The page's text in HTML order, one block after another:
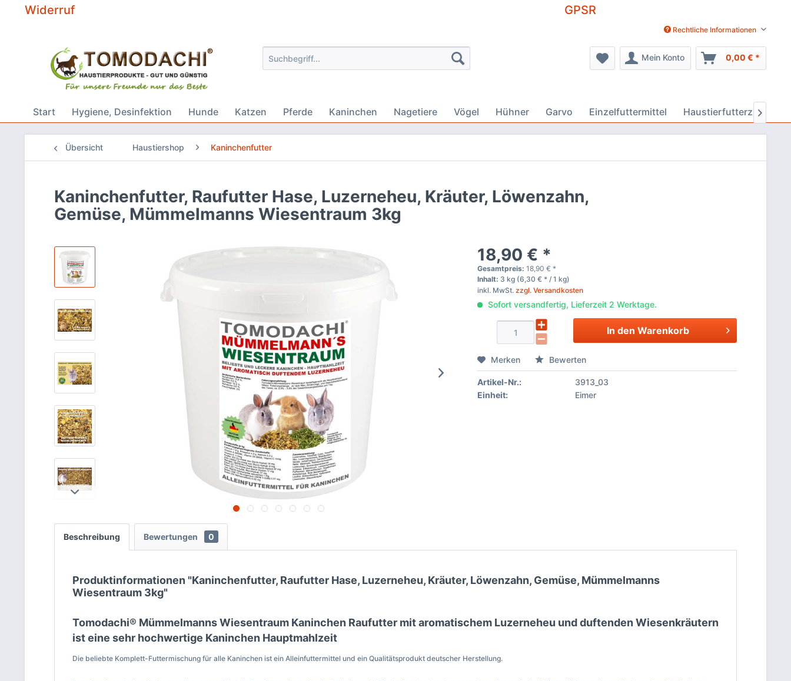
Widerruf GPSR
Rechtliche Informationen
Mein Konto 0,00 € *
Start Hygiene, Desinfektion Hunde Katzen Pferde Kaninchen Nagetiere Vögel Hühner Garvo Einzelfuttermittel Haustierfutterzusätze

Übersicht Haustiershop Kaninchenfutter
Kaninchenfutter, Raufutter Hase, Luzerneheu, Kräuter, Löwenzahn,
Gemüse, Mümmelmanns Wiesentraum 3kg
18,90 € *
Gesamtpreis:18,90 € *
Inhalt: 3 kg (6,30 € * / 1 kg)
inkl. MwSt.zzgl. Versandkosten
Sofort versandfertig, Lieferzeit 2 Werktage.
In den Warenkorb
Merken Bewerten
Artikel-Nr.:
3913_03
Einheit:
Eimer
Beschreibung Bewertungen 0
Produktinformationen "Kaninchenfutter, Raufutter Hase, Luzerneheu, Kräuter, Löwenzahn, Gemüse, Mümmelmanns
Wiesentraum 3kg"
Tomodachi® Mümmelmanns Wiesentraum Kaninchen Raufutter mit aromatischem Luzerneheu und duftenden Wiesenkräutern
ist eine sehr hochwertige Kaninchen Hauptmahlzeit
Die beliebte Komplett-Futtermischung für alle Kaninchen ist ein Alleinfuttermittel und ein Qualitätsprodukt deutscher Herstellung.